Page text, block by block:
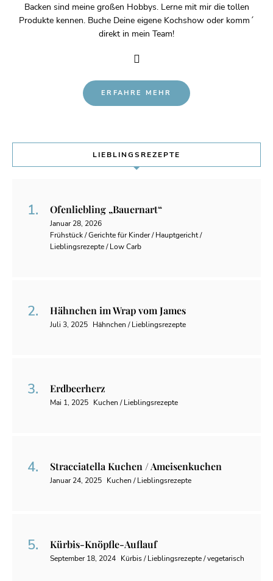
Backen sind meine großen Hobbys. Lerne mit mir die tollen
Produkte kennen. Buche Deine eigene Kochshow oder komm´
direkt in mein Team!
ERFAHRE MEHR
LIEBLINGSREZEPTE
Ofenliebling „Bauernart“
Januar 28, 2026
Frühstück / Gerichte für Kinder / Hauptgericht /
Lieblingsrezepte / Low Carb
Hähnchen im Wrap vom James
Juli 3, 2025 Hähnchen / Lieblingsrezepte
Erdbeerherz
Mai 1, 2025 Kuchen / Lieblingsrezepte
Stracciatella Kuchen / Ameisenkuchen
Januar 24, 2025 Kuchen / Lieblingsrezepte
Kürbis-Knöpfle-Auflauf
September 18, 2024 Kürbis / Lieblingsrezepte / vegetarisch